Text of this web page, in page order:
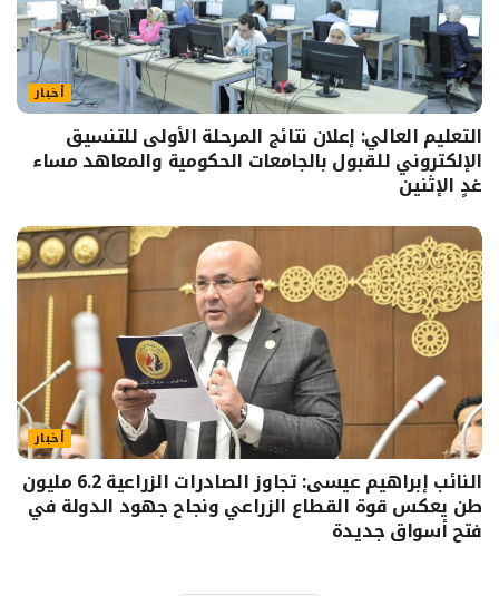
أخبار
التعليم العالي: إعلان نتائج المرحلة الأولى للتنسيق
الإلكتروني للقبول بالجامعات الحكومية والمعاهد مساء
غدٍ الإثنين
أخبار
النائب إبراهيم عيسى: تجاوز الصادرات الزراعية 6.2 مليون
طن يعكس قوة القطاع الزراعي ونجاح جهود الدولة في
فتح أسواق جديدة